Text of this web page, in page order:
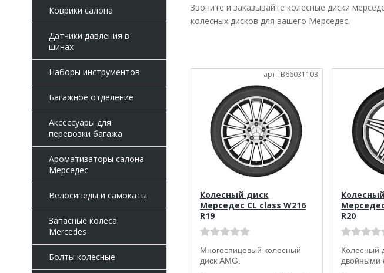
Коврики салона
Датчики давления в
шинах
Наборы инструментов
Багажное отделение
Аксессуары для
перевозки багажа
Ароматизаторы салона
Мерседес
Велосипеды и самокаты
Запасные колеса
Mercedes
Болты колесные
Звоните и заказывайте колесные диски
колесных дисков для вашего Мерседес.
арт.: B66031103
Колесный диск
Мерседес CL class W216
R19
Многоспицевый колесный
диск AMG.
R20
Колесный
двойными